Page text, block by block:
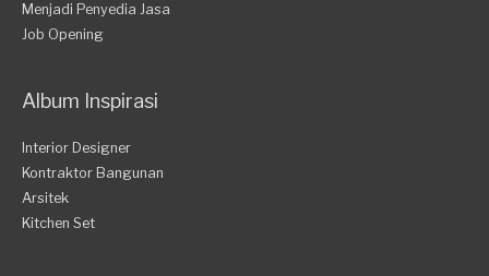
Menjadi Penyedia Jasa
Job Opening
Album Inspirasi
Interior Designer
Kontraktor Bangunan
Arsitek
Kitchen Set